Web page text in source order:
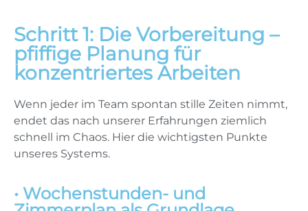
Schritt 1: Die Vorbereitung –
pfiffige Planung für
konzentriertes Arbeiten
Wenn jeder im Team spontan stille Zeiten nimmt,
endet das nach unserer Erfahrungen ziemlich
schnell im Chaos. Hier die wichtigsten Punkte
unseres Systems.
• Wochenstunden- und